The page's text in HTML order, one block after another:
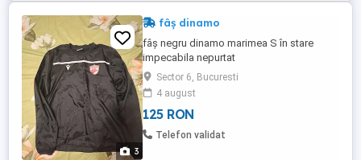
3
fâș dinamo
fâș negru dinamo marimea S în stare
impecabila nepurtat
Sector 6, Bucuresti
4 august
125 RON
Telefon validat